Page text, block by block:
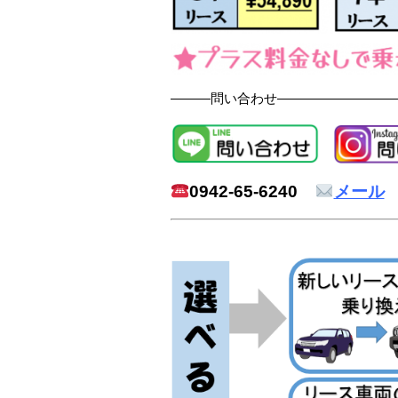
―――問い合わせ
0942-65-6240 メール